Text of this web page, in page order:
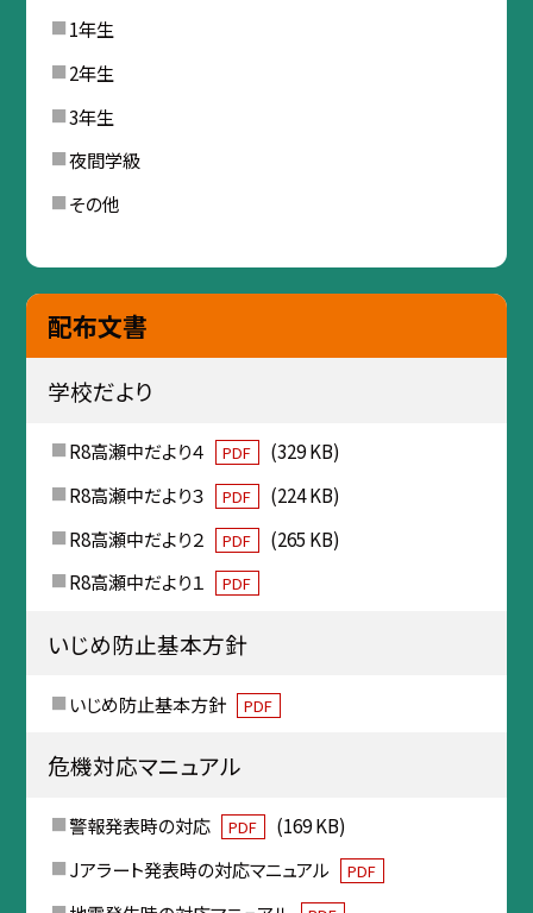
1年生
2年生
3年生
夜間学級
その他
配布文書
学校だより
R8高瀬中だより４ PDF
(329 KB)
R8高瀬中だより３
PDF
(224 KB)
R8高瀬中だより２
PDF
(265 KB)
R8高瀬中だより１
PDF
いじめ防止基本方針
いじめ防止基本方針 PDF
危機対応マニュアル
警報発表時の対応 PDF
(169 KB)
Jアラート発表時の対応マニュアル
PDF